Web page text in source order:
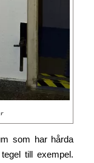
som har hårda
till exempel.